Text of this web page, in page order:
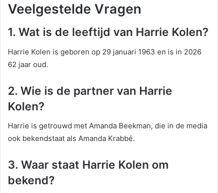
Veelgestelde Vragen
1. Wat is de leeftijd van Harrie Kolen?
Harrie Kolen is geboren op 29 januari 1963 en is in 2026
62 jaar oud.
2. Wie is de partner van Harrie
Kolen?
Harrie is getrouwd met Amanda Beekman, die in de media
ook bekendstaat als Amanda Krabbé.
3. Waar staat Harrie Kolen om
bekend?